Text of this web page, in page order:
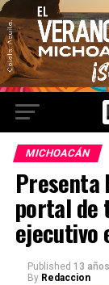
MICHOACÁN
Presenta
portal de
ejecutivo
Published 13
By Redaccion